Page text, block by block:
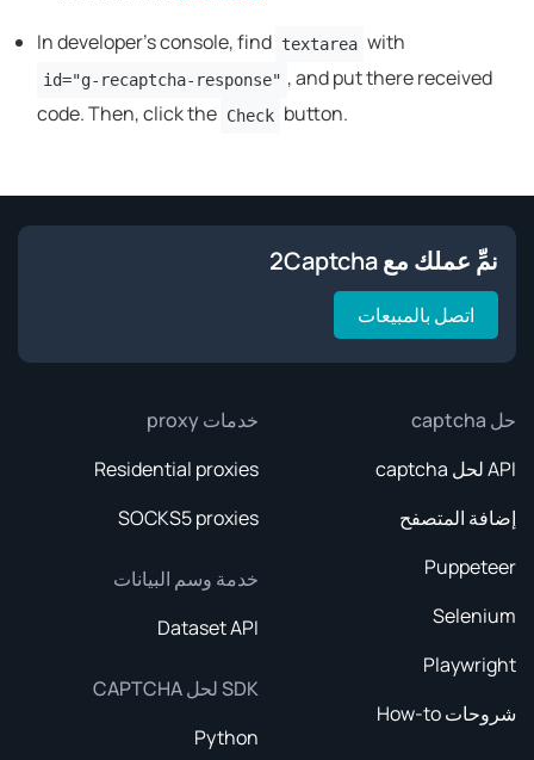
In developer's console, find textarea with
id="g-recaptcha-response" , and put there received
code. Then, click the Check button.
نمِّ عملك مع 2Captcha
اتصل بالمبيعات
حل captcha
API لحل captcha
إضافة المتصفح
Puppeteer
Selenium
Playwright
شروحات How-to
خدمات proxy
Residential proxies
SOCKS5 proxies
خدمة وسم البيانات
Dataset API
SDK لحل CAPTCHA
Python